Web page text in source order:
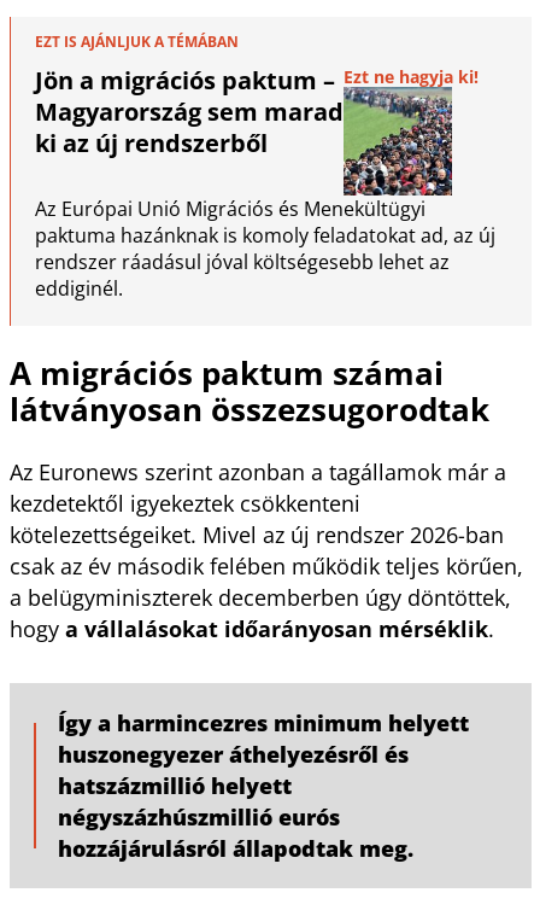
EZT IS AJÁNLJUK A TÉMÁBAN
Jön a migrációs paktum –
Magyarország sem marad
ki az új rendszerből
Ezt ne hagyja ki!
Az Európai Unió Migrációs és Menekültügyi
paktuma hazánknak is komoly feladatokat ad, az új
rendszer ráadásul jóval költségesebb lehet az
eddiginél.
A migrációs paktum számai
látványosan összezsugorodtak
Az Euronews szerint azonban a tagállamok már a
kezdetektől igyekeztek csökkenteni
kötelezettségeiket. Mivel az új rendszer 2026-ban
csak az év második felében működik teljes körűen,
a belügyminiszterek decemberben úgy döntöttek,
hogy a vállalásokat időarányosan mérséklik.
Így a harmincezres minimum helyett
huszonegyezer áthelyezésről és
hatszázmillió helyett
négyszázhúszmillió eurós
hozzájárulásról állapodtak meg.